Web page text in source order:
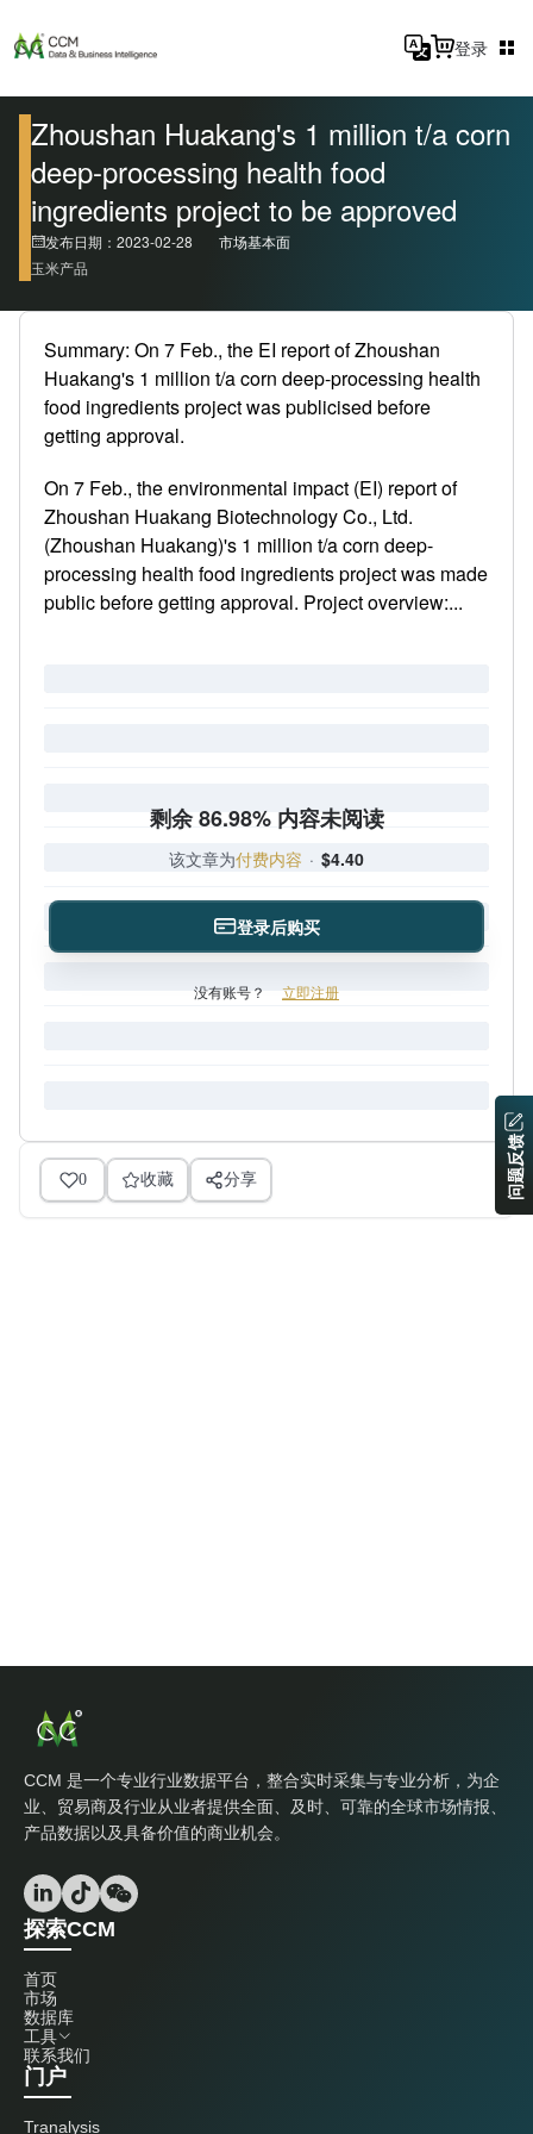
登录
Zhoushan Huakang's 1 million t/a corn
deep-processing health food
ingredients project to be approved
发布日期：2023-02-28
市场基本面
玉米产品
Summary: On 7 Feb., the EI report of Zhoushan
Huakang's 1 million t/a corn deep-processing health
food ingredients project was publicised before
getting approval.
On 7 Feb., the environmental impact (EI) report of
Zhoushan Huakang Biotechnology Co., Ltd.
(Zhoushan Huakang)'s 1 million t/a corn deep-
processing health food ingredients project was made
public before getting approval. Project overview:...
剩余 86.98% 内容未阅读
该文章为付费内容 · $4.40
登录后购买
没有账号？ 立即注册
0 收藏 分享
CCM 是一个专业行业数据平台，整合实时采集与专业分析，为企
业、贸易商及行业从业者提供全面、及时、可靠的全球市场情报、
产品数据以及具备价值的商业机会。
探索CCM
首页
市场
数据库
工具
联系我们
门户
Tranalysis
问题反馈